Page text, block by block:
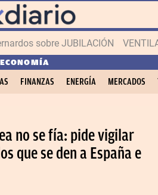
sobre JUBILACIÓN
ECONOMÍA
FINANZAS ENERGÍA MERCADOS
no se fía: pide vigilar
que se den a España e